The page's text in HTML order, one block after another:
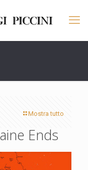
Mostra tutto
Ends